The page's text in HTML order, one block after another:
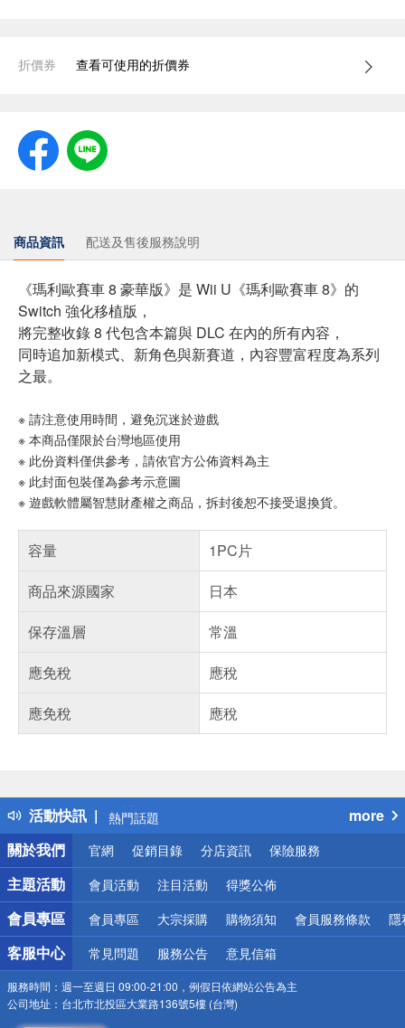
折價券 查看可使用的折價券
商品資訊 配送及售後服務說明
《瑪利歐賽車 8 豪華版》是 Wii U《瑪利歐賽車 8》的
Switch 強化移植版，
將完整收錄 8 代包含本篇與 DLC 在內的所有內容，
同時追加新模式、新角色與新賽道，內容豐富程度為系列
之最。
※ 請注意使用時間，避免沉迷於遊戲
※ 本商品僅限於台灣地區使用
※ 此份資料僅供參考，請依官方公佈資料為主
※ 此封面包裝僅為參考示意圖
※ 遊戲軟體屬智慧財產權之商品，拆封後恕不接受退換貨。
容量
1PC片
商品來源國家
日本
保存溫層
常溫
應免稅
應稅
應免稅
應稅
活動快訊
得獎公告
熱門話題
銀行優惠
偏遠地區配送
詐騙網頁！請小心！
more
關於我們
官網 促銷目錄 分店資訊 保險服務
主題活動 會員活動 注目活動 得獎公佈
會員專區 會員專區 大宗採購 購物須知 會員服務條款 隱
客服中心 常見問題 服務公告 意見信箱
服務時間： 週一至週日 09:00-21:00，例假日依網站公告為主
公司地址： 台北市北投區大業路136號5樓 (台灣)